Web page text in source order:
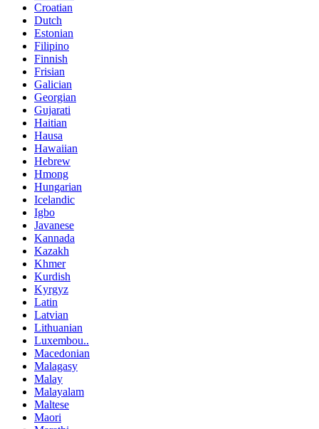
Croatian
Dutch
Estonian
Filipino
Finnish
Frisian
Galician
Georgian
Gujarati
Haitian
Hausa
Hawaiian
Hebrew
Hmong
Hungarian
Icelandic
Igbo
Javanese
Kannada
Kazakh
Khmer
Kurdish
Kyrgyz
Latin
Latvian
Lithuanian
Luxembou..
Macedonian
Malagasy
Malay
Malayalam
Maltese
Maori